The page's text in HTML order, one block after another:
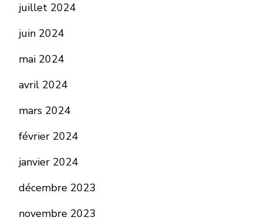
juillet 2024
juin 2024
mai 2024
avril 2024
mars 2024
février 2024
janvier 2024
décembre 2023
novembre 2023